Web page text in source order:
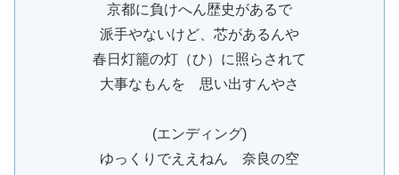
京都に負けへん歴史があるで
派手やないけど、芯があるんや
春日灯籠の灯（ひ）に照らされて
大事なもんを 思い出すんやさ
(エンディング)
ゆっくりでええねん 奈良の空